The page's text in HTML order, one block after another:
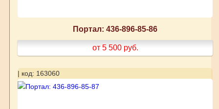
Портал: 436-896-85-86
от 5 500 руб.
| код: 163060